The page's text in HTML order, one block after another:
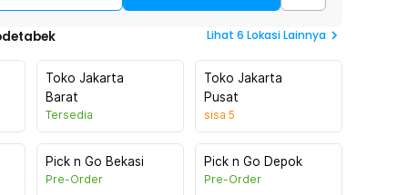
Lihat 6 Lokasi Lainnya
Toko Jakarta
Barat
Tersedia
Toko Jakarta
Pusat
sisa 5
Pick n Go Bekasi
Pre-Order
Pick n Go Depok
Pre-Order